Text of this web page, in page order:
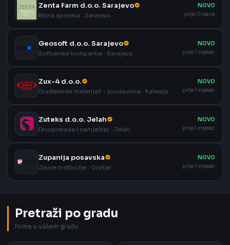
Zenta Farm d.o.o. Sarajevo
Biljna apoteka · Sarajevo
NOVO
prije 11 dana
Geosoft d.o.o. Sarajevo
Softverske kompanije · Sarajevo
NOVO
prije 1 mjesec
Zux-4 d.o.o.
Građevinski materijali - prodavnice · Kalesija
NOVO
prije 1 mjesec
Zuteks d.o.o. Jelah
Drvoprerada i namještaj · Jelah
NOVO
prije 1 mjesec
Zupanija posavska
Javne institucije · Orašje
NOVO
prije 1 mjesec
Pretraži po gradu
Firme u vašem gradu